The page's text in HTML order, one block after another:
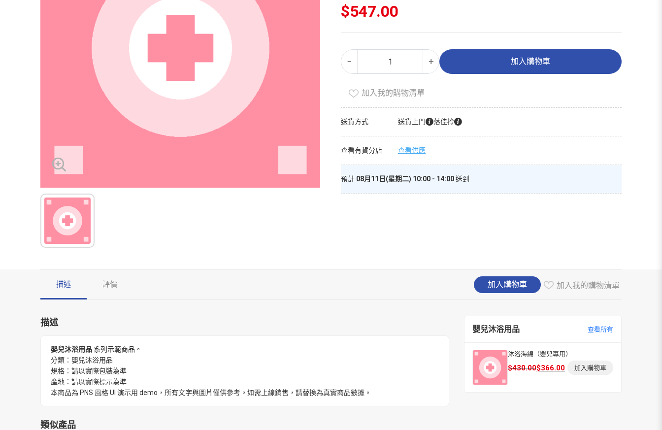
原
始
$644.00。
$547.00
價
格：
$547.00。
−
嬰
兒
盆
數
+ 加入購物車
Alternative:
加入我的購物清單
送貨方式 送貨上門 落佳拎
查看有貨分店 查看供應
預計 08月11日(星期二) 10:00 - 14:00送到
描述 評價 加入購物車 加入我的購物清單
描述
嬰兒沐浴用品 系列示範商品。
分類：嬰兒沐浴用品
規格：請以實際包裝為準
產地：請以實際標示為準
本商品為 PNS 風格 UI 演示用 demo，所有文字與圖片僅供參考。如需上線銷售，請替換為真實商品數據。
類似產品
嬰兒沐浴用品 查看所有
沐浴海綿（嬰兒專用）
$430.00
原
$366.00
目
加入購物車